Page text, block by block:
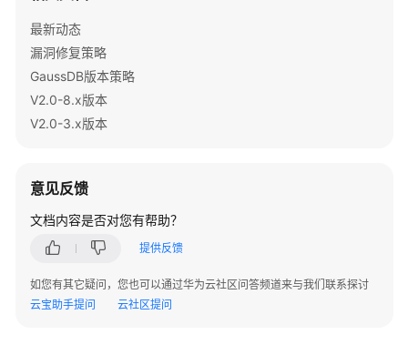
全
数
据
门
发
设
计
最新动态
漏洞修复策略
GaussDB版本策略
V2.0-8.x版本
V2.0-3.x版本
意见反馈
文档内容是否对您有帮助？
提供反馈
如您有其它疑问，您也可以通过华为云社区问答频道来与我们联系探讨
云宝助手提问
云社区提问